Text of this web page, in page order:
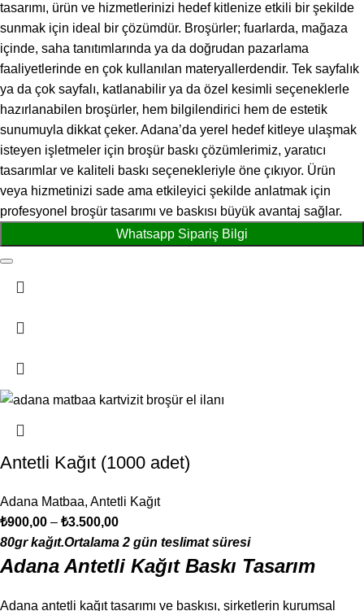
tasarımı, ürün ve hizmetlerinizi hedef kitlenize etkili bir şekilde
sunmak için ideal bir çözümdür. Broşürler; fuarlarda, mağaza
içinde, saha tanıtımlarında ya da doğrudan pazarlama
faaliyetlerinde en çok kullanılan materyallerdendir. Tek sayfalık
ya da çok sayfalı, katlanabilir ya da özel kesimli seçeneklerle
hazırlanabilen broşürler, hem bilgilendirici hem de estetik
sunumuyla dikkat çeker. Adana’da yerel hedef kitleye ulaşmak
isteyen işletmeler için broşür baskı çözümlerimiz, yaratıcı
tasarımlar ve kaliteli baskı seçenekleriyle öne çıkıyor. Ürün
veya hizmetinizi sade ama etkileyici şekilde anlatmak için
profesyonel broşür tasarımı ve baskısı büyük avantaj sağlar.
Whatsapp Sipariş Bilgi
Antetli Kağıt (1000 adet)
Adana Matbaa, Antetli Kağıt
₺900,00 – ₺3.500,00
80gr kağıt.Ortalama 2 gün teslimat süresi
Adana Antetli Kağıt Baskı Tasarım
Adana antetli kağıt tasarımı ve baskısı, şirketlerin kurumsal